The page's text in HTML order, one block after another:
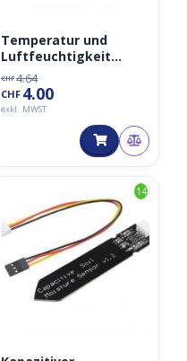
Temperatur und
Luftfeuchtigkeit
Sensor DHT11
CHF 4.64
CHF 4.00
exkl. MWST
14